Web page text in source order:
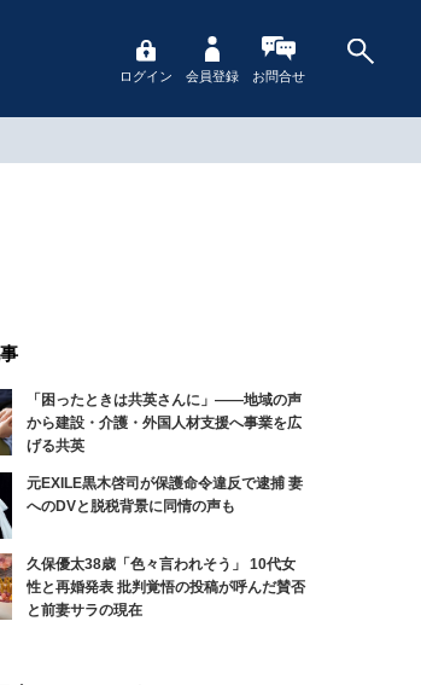
ログイン 会員登録 お問合せ
「困ったときは共英さんに」――地域の声
から建設・介護・外国人材支援へ事業を広
げる共英
元EXILE黒木啓司が保護命令違反で逮捕 妻
へのDVと脱税背景に同情の声も
久保優太38歳「色々言われそう」 10代女
性と再婚発表 批判覚悟の投稿が呼んだ賛否
と前妻サラの現在